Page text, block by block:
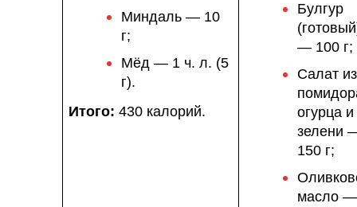
Миндаль — 10
г;
Мёд — 1 ч. л. (5
г).
Итого: 430 калорий.
Булгур
— 100 г;
Салат из
огурца и
зелени
150 г;
масло